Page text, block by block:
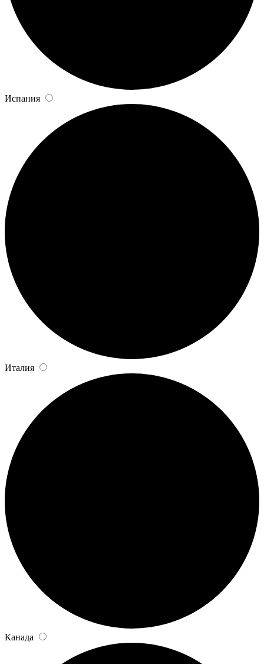
Испания
Италия
Канада